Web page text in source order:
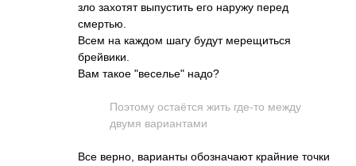
зло захотят выпустить его наружу перед
смертью.
Всем на каждом шагу будут мерещиться
брейвики.
Вам такое "веселье" надо?
Поэтому остаётся жить где-то между
двумя вариантами
Все верно, варианты обозначают крайние точки